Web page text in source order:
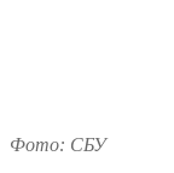
Фото: СБУ